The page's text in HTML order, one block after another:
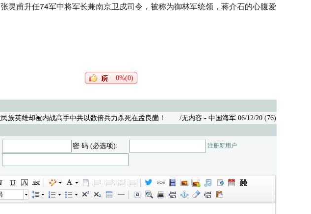
灵甫升任74军中将军长兼南京卫戍司令，被称为御林军统领，蒋介石的心腹爱
0%(0)
族英雄却被内战高手中共以数倍兵力杀死在孟良崮！ /无内容 - 中国海军 06/12/20 (76)
密 码 (必选项): 注册新用户